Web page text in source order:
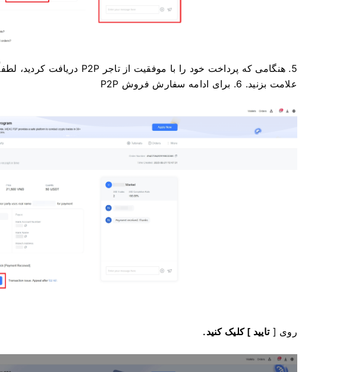
5. هنگامی که پرداخت خود را با موفقیت از تاجر P2P دریافت کردید، لطفاً کادر [
علامت بزنید. 6. برای ادامه سفارش فروش P2P
روی [تایید ] کلیک کنید.